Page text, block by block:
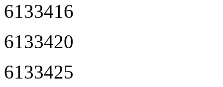
6133416
6133420
6133425